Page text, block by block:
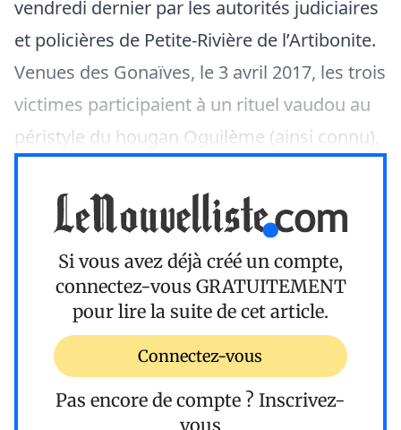
vendredi dernier par les autorités judiciaires
et policières de Petite-Rivière de l’Artibonite.
Venues des Gonaïves, le 3 avril 2017, les trois
victimes participaient à un rituel vaudou au
péristyle du hougan Oguilème (ainsi connu),
Si vous avez déjà créé un compte,
connectez-vous GRATUITEMENT
pour lire la suite de cet article.
Connectez-vous
Pas encore de compte ? Inscrivez-
vous